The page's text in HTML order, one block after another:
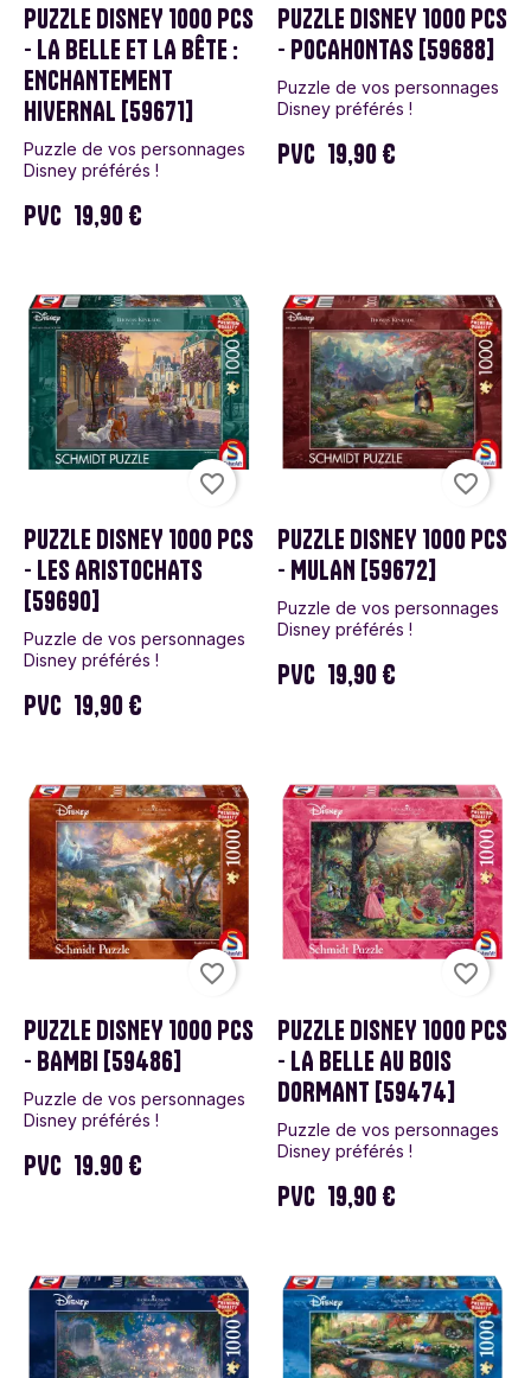
PUZZLE DISNEY 1000 PCS
- LA BELLE ET LA BÊTE :
ENCHANTEMENT
HIVERNAL [59671]
Puzzle de vos personnages
Disney préférés !
PVC 19,90 €
PUZZLE DISNEY 1000 PCS
- POCAHONTAS [59688]
Puzzle de vos personnages
Disney préférés !
PVC 19,90 €
PUZZLE DISNEY 1000 PCS
- LES ARISTOCHATS
[59690]
Puzzle de vos personnages
Disney préférés !
PVC 19,90 €
favorite_border
PUZZLE DISNEY 1000 PCS
- MULAN [59672]
Puzzle de vos personnages
Disney préférés !
PVC 19,90 €
favorite_border
PUZZLE DISNEY 1000 PCS
- BAMBI [59486]
Puzzle de vos personnages
Disney préférés !
PVC 19.90 €
favorite_border
PUZZLE DISNEY 1000 PCS
- LA BELLE AU BOIS
DORMANT [59474]
Puzzle de vos personnages
Disney préférés !
PVC 19,90 €
favorite_border